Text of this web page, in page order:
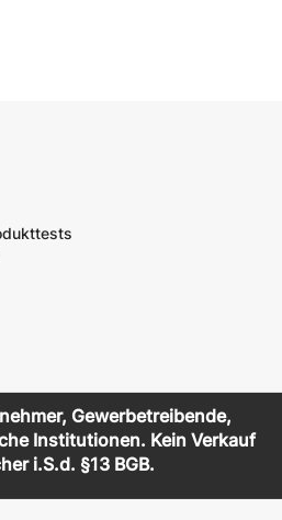
Gewerbetreibende,
Institutionen. Kein Verkauf
i.S.d. §13 BGB.